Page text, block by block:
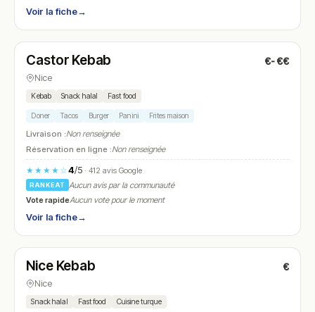
Voir la fiche→
N° 10
Castor Kebab €-€€
Nice
Kebab Snack halal Fast food
Doner Tacos Burger Panini Frites maison
Livraison :Non renseignée
Réservation en ligne :Non renseignée
★★★★☆4/5· 412 avis Google
RANKEAT
Aucun avis par la communauté
Vote rapideAucun vote pour le moment
Voir la fiche→
N° 11
Nice Kebab €
Nice
Snack halal Fast food Cuisine turque